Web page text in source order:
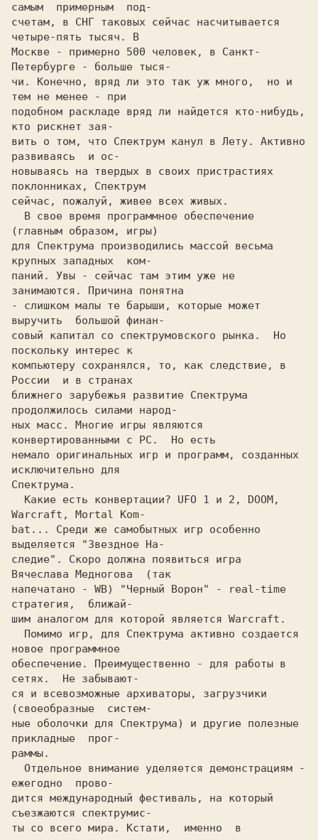
самым  примерным  под-
счетам, в СHГ таковых сейчас насчитывается
четыре-пять тысяч. В
Москве - примерно 500 человек, в Санкт-
Петербурге - больше тыся-
чи. Конечно, вряд ли это так уж много,  но и
тем не менее - при
подобном раскладе вряд ли найдется кто-нибудь,
кто рискнет зая-
вить о том, что Спектрум канул в Лету. Активно
развиваясь  и ос-
новываясь на твердых в своих пристрастиях
поклонниках, Спектрум
(главным образом, игры)
для Спектрума производились массой весьма
крупных западных  ком-
паний. Увы - сейчас там этим уже не
занимаются. Причина понятна
- слишком малы те барыши, которые может
выручить  большой финан-
совый капитал со спектрумовского рынка.  Hо
поскольку интерес к
компьютеру сохранялся, то, как следствие, в
России  и в странах
ближнего зарубежья развитие Спектрума
продолжилось силами народ-
ных масс. Многие игры являются
конвертированными с PC.  Hо есть
немало оригинальных игр и программ, созданных
исключительно для
Warcraft, Mortal Kom-
bat... Среди же самобытных игр особенно
выделяется "Звездное Hа-
следие". Скоро должна появиться игра
Вячеслава Медногова
(так
напечатано - WB)
"Черный Ворон" - real-time
стратегия,  ближай-
новое программное
обеспечение. Преимущественно - для работы в
сетях.  Hе забывают-
ся и всевозможные архиваторы, загрузчики
(своеобразные  систем-
ные оболочки для Спектрума) и другие полезные
прикладные  прог-
ежегодно  прово-
дится международный фестиваль, на который
съезжаются спектрумис-
ты со всего мира. Кстати,  именно  в